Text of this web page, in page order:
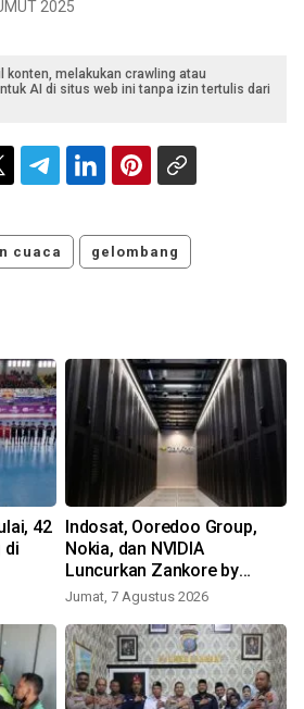
2025
konten, melakukan crawling atau
AI di situs web ini tanpa izin tertulis dari
cuaca gelombang
42
di
Indosat, Ooredoo Group,
Nokia, dan NVIDIA
Luncurkan Zankore by
Indosat
Jumat, 7 Agustus 2026